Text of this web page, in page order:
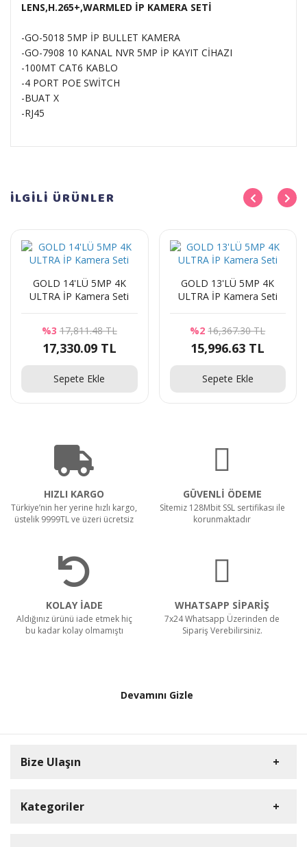
LENS,H.265+,WARMLED İP KAMERA SETİ
-GO-5018 5MP İP BULLET KAMERA
-GO-7908 10 KANAL NVR 5MP İP KAYIT CİHAZI
-100MT CAT6 KABLO
-4 PORT POE SWİTCH
-BUAT X
-RJ45
İLGİLİ ÜRÜNLER
GOLD 14'LÜ 5MP 4K
ULTRA İP Kamera Seti
%3 17,811.48 TL
17,330.09 TL
Sepete Ekle
GOLD 13'LÜ 5MP 4K
ULTRA İP Kamera Seti
%2 16,367.30 TL
15,996.63 TL
Sepete Ekle
HIZLI KARGO
Türkiye’nin her yerine hızlı kargo,
üstelik 9999TL ve üzeri ücretsiz
GÜVENLİ ÖDEME
Sİtemiz 128Mbit SSL sertifikası ile
korunmaktadır
KOLAY İADE
Aldığınız ürünü iade etmek hiç
bu kadar kolay olmamıştı
WHATSAPP SİPARİŞ
7x24 Whatsapp Üzerinden de
Sipariş Verebilirsiniz.
Devamını Gizle
Bize Ulaşın
Kategoriler